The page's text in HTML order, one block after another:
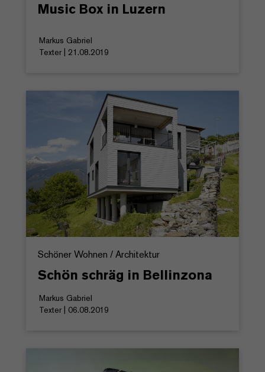
Music Box in Luzern
Markus Gabriel
Texter | 21.08.2019
Schöner Wohnen / Architektur
Schön schräg in Bellinzona
Markus Gabriel
Texter | 06.08.2019